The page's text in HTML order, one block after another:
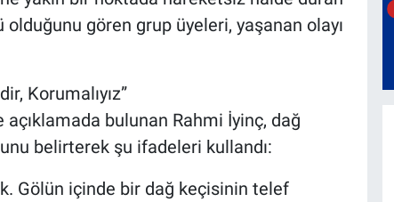
gören grup üyeleri, yaşanan olayı
Korumalıyız”
bulunan Rahmi İyinç, dağ
belirterek şu ifadeleri kullandı:
Gölün içinde bir dağ keçisinin telef